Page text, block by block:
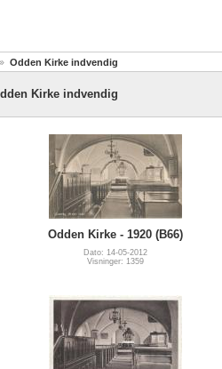
Odden Kirke indvendig
Kirke indvendig
Odden Kirke - 1920 (B66)
Dato: 14-05-2012
Visninger: 1359